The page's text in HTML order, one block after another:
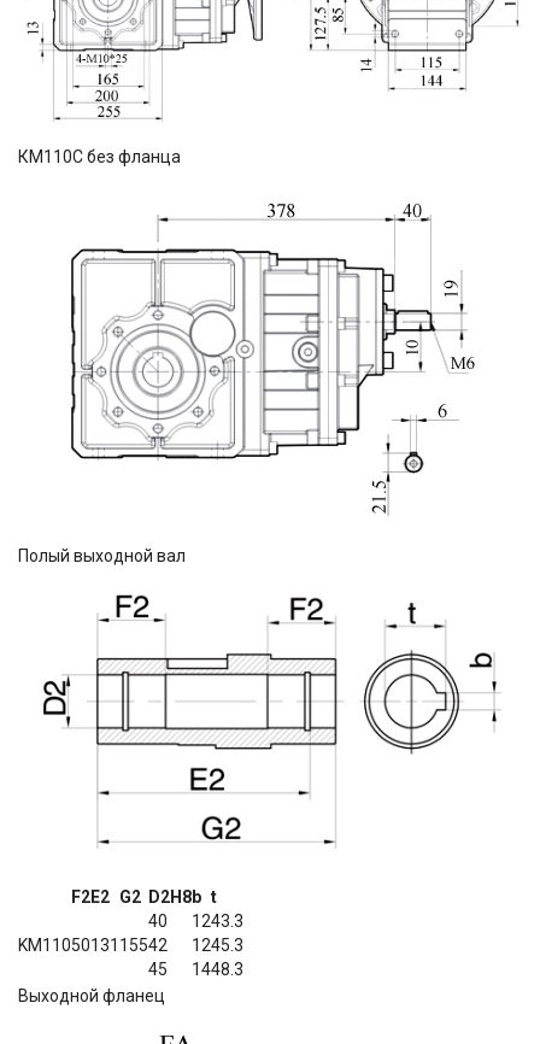
КМ110C без фланца
Полый выходной вал
F2E2 G2 D2H8b t
KM11050131 155
40 1243.3
42
1245.3
45
1448.3
Выходной фланец